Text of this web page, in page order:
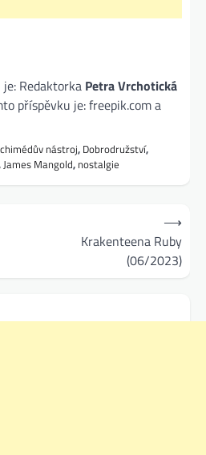
Redaktorka Petra Vrchotická
příspěvku je: freepik.com a
nástroj, Dobrodružství,
James Mangold, nostalgie
Krakenteena Ruby
(06/2023)
⟶